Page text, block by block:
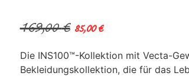
169,00€ 85,00€
Die INS100™-Kollektion mit Vecta-
Bekleidungskollektion, die für das